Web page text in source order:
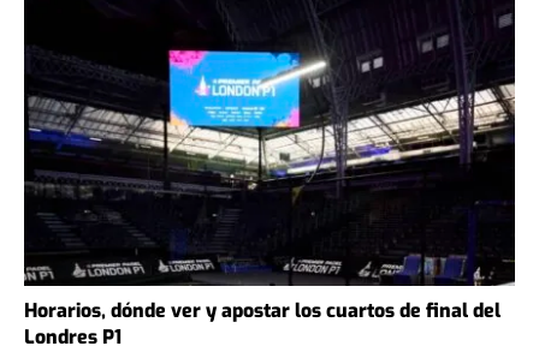
Horarios, dónde ver y apostar los cuartos de final del
Londres P1